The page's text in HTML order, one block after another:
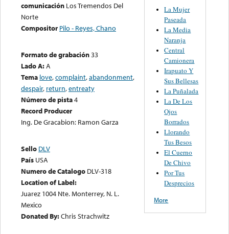
comunicación Los Tremendos Del
Norte
Compositor Pilo - Reyes, Chano
Formato de grabación33
Lado A:A
Tema love,complaint,abandonment,
despair, return,entreaty
Número de pista4
Record Producer
Ing. De Gracabion: Ramon Garza
Sello DLV
País USA
Numero de Catalogo DLV-318
Location of Label:
Juarez 1004 Nte. Monterrey, N. L.
Mexico
Donated By:Chris Strachwitz
La Mujer
Paseada
La Media
Naranja
Central
Camionera
Irapuato Y
Sus Bellesas
La Puñalada
La De Los
Ojos
Borrados
Llorando
Tus Besos
El Cuerno
De Chivo
Por Tus
Desprecios
More